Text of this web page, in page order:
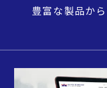
豊富な製品か